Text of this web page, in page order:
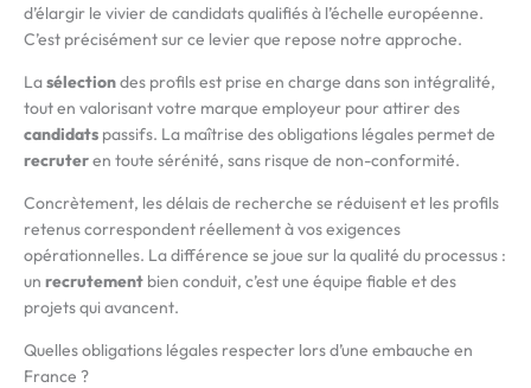
d’élargir le vivier de candidats qualifiés à l’échelle européenne.
C’est précisément sur ce levier que repose notre approche.
Lasélectiondes profils est prise en charge dans son intégralité,
tout en valorisant votre marque employeur pour attirer des
candidats passifs. La maîtrise des obligations légales permet de
recruteren toute sérénité, sans risque de non-conformité.
Concrètement, les délais de recherche se réduisent et les profils
retenus correspondent réellement à vos exigences
opérationnelles. La différence se joue sur la qualité du processus :
un recrutement bien conduit, c’est une équipe fiable et des
projets qui avancent.
Quelles obligations légales respecter lors d’une embauche en
France ?